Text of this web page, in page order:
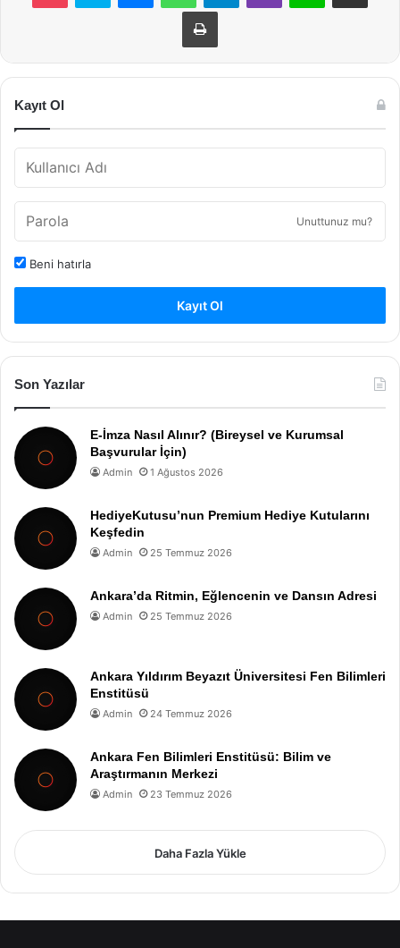
Yazdır
Kayıt Ol
Unuttunuz mu?
Beni hatırla
Kayıt Ol
Son Yazılar
E-İmza Nasıl Alınır? (Bireysel ve Kurumsal
Başvurular İçin)
Admin 1 Ağustos 2026
HediyeKutusu’nun Premium Hediye Kutularını
Keşfedin
Admin 25 Temmuz 2026
Ankara’da Ritmin, Eğlencenin ve Dansın Adresi
Admin 25 Temmuz 2026
Ankara Yıldırım Beyazıt Üniversitesi Fen Bilimleri
Enstitüsü
Admin 24 Temmuz 2026
Ankara Fen Bilimleri Enstitüsü: Bilim ve
Araştırmanın Merkezi
Admin 23 Temmuz 2026
Daha Fazla Yükle